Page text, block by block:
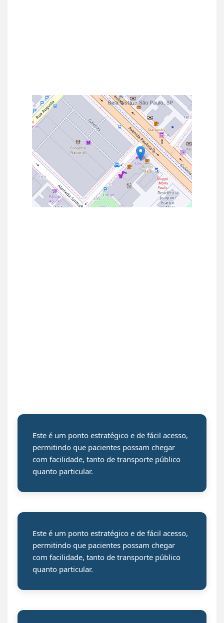
Este é um ponto estratégico e de fácil acesso,
permitindo que pacientes possam chegar
com facilidade, tanto de transporte público
quanto particular.
Este é um ponto estratégico e de fácil acesso,
permitindo que pacientes possam chegar
com facilidade, tanto de transporte público
quanto particular.